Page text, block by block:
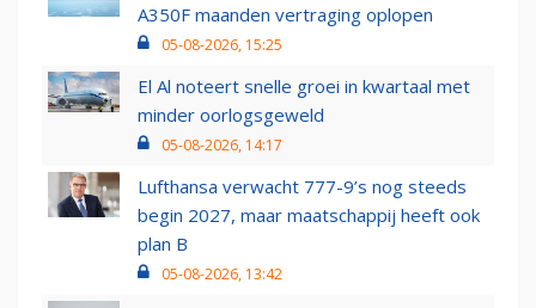
A350F maanden vertraging oplopen
05-08-2026, 15:25
El Al noteert snelle groei in kwartaal met
minder oorlogsgeweld
05-08-2026, 14:17
Lufthansa verwacht 777-9’s nog steeds
begin 2027, maar maatschappij heeft ook
plan B
05-08-2026, 13:42